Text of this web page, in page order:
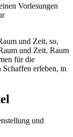
Vorlesungen
und Zeit, so,
und Zeit. Raum
für die
erleben, in
und